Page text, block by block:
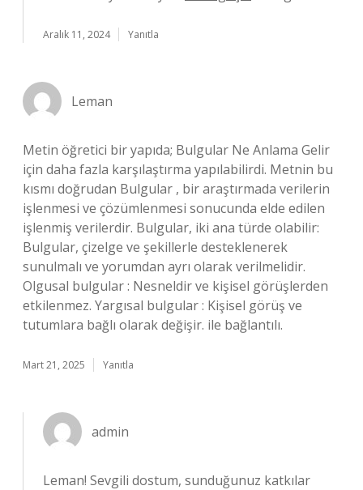
Aralık 11, 2024 Yanıtla
Leman
Metin öğretici bir yapıda; Bulgular Ne Anlama Gelir
için daha fazla karşılaştırma yapılabilirdi. Metnin bu
kısmı doğrudan Bulgular , bir araştırmada verilerin
işlenmesi ve çözümlenmesi sonucunda elde edilen
işlenmiş verilerdir. Bulgular, iki ana türde olabilir:
Bulgular, çizelge ve şekillerle desteklenerek
sunulmalı ve yorumdan ayrı olarak verilmelidir.
Olgusal bulgular : Nesneldir ve kişisel görüşlerden
etkilenmez. Yargısal bulgular : Kişisel görüş ve
tutumlara bağlı olarak değişir. ile bağlantılı.
Mart 21, 2025 Yanıtla
admin
Leman! Sevgili dostum, sunduğunuz katkılar